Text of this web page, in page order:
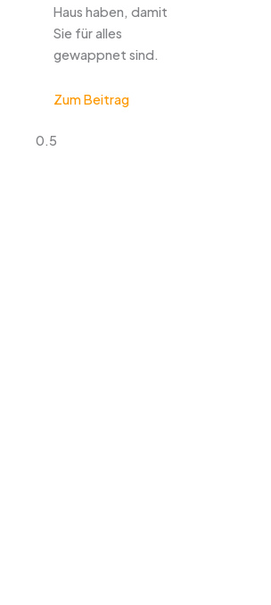
Haus haben, damit
Sie für alles
gewappnet sind.
Zum Beitrag